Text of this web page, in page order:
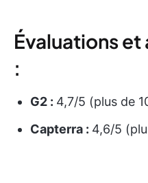
Évaluations et
:
G2 : 4,7/5 (plus de
Capterra : 4,6/5